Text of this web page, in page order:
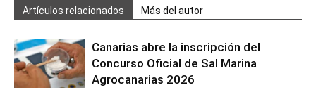
Artículos relacionados Más del autor
Canarias abre la inscripción del
Concurso Oficial de Sal Marina
Agrocanarias 2026